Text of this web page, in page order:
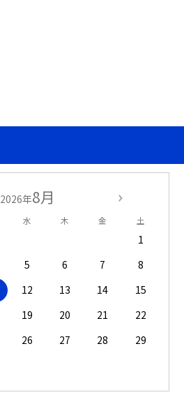
2026年8月
水 木 金 土
1
5 6 7
8
12 13 14
15
19 20 21
22
26 27 28
29